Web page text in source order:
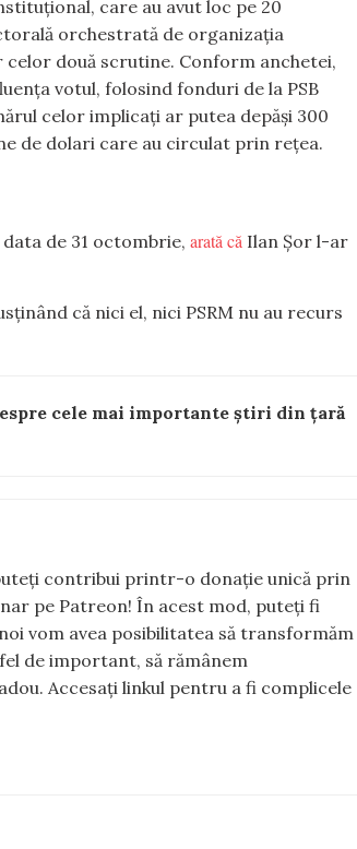
care au avut loc pe 20
orchestrată de organizația
două scrutine. Conform anchetei,
votul, folosind fonduri de la PSB
celor implicați ar putea depăși 300
de dolari care au circulat prin rețea.
de 31 octombrie, arată că Ilan Șor l-ar
că nici el, nici PSRM nu au recurs
cele mai importante știri din țară
contribui printr-o donație unică prin
pe Patreon! În acest mod, puteți fi
vom avea posibilitatea să transformăm
de important, să rămânem
Accesați linkul pentru a fi complicele